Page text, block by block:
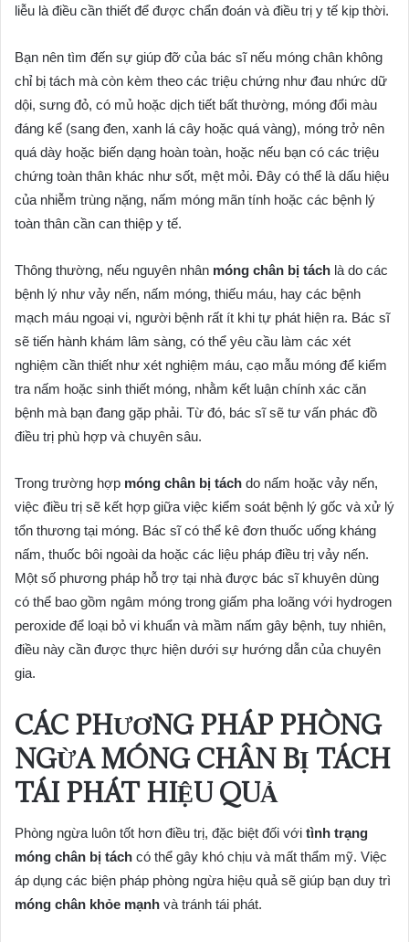
liễu là điều cần thiết để được chẩn đoán và điều trị y tế kịp thời.
Bạn nên tìm đến sự giúp đỡ của bác sĩ nếu móng chân không
chỉ bị tách mà còn kèm theo các triệu chứng như đau nhức dữ
dội, sưng đỏ, có mủ hoặc dịch tiết bất thường, móng đổi màu
đáng kể (sang đen, xanh lá cây hoặc quá vàng), móng trở nên
quá dày hoặc biến dạng hoàn toàn, hoặc nếu bạn có các triệu
chứng toàn thân khác như sốt, mệt mỏi. Đây có thể là dấu hiệu
của nhiễm trùng nặng, nấm móng mãn tính hoặc các bệnh lý
toàn thân cần can thiệp y tế.
Thông thường, nếu nguyên nhân móng chân bị tách là do các
bệnh lý như vảy nến, nấm móng, thiếu máu, hay các bệnh
mạch máu ngoại vi, người bệnh rất ít khi tự phát hiện ra. Bác sĩ
sẽ tiến hành khám lâm sàng, có thể yêu cầu làm các xét
nghiệm cần thiết như xét nghiệm máu, cạo mẫu móng để kiểm
tra nấm hoặc sinh thiết móng, nhằm kết luận chính xác căn
bệnh mà bạn đang gặp phải. Từ đó, bác sĩ sẽ tư vấn phác đồ
điều trị phù hợp và chuyên sâu.
Trong trường hợp móng chân bị tách do nấm hoặc vảy nến,
việc điều trị sẽ kết hợp giữa việc kiểm soát bệnh lý gốc và xử lý
tổn thương tại móng. Bác sĩ có thể kê đơn thuốc uống kháng
nấm, thuốc bôi ngoài da hoặc các liệu pháp điều trị vảy nến.
Một số phương pháp hỗ trợ tại nhà được bác sĩ khuyên dùng
có thể bao gồm ngâm móng trong giấm pha loãng với hydrogen
peroxide để loại bỏ vi khuẩn và mầm nấm gây bệnh, tuy nhiên,
điều này cần được thực hiện dưới sự hướng dẫn của chuyên
gia.
CÁC PHƯƠNG PHÁP PHÒNG
NGỪA MÓNG CHÂN BỊ TÁCH
TÁI PHÁT HIỆU QUẢ
Phòng ngừa luôn tốt hơn điều trị, đặc biệt đối với tình trạng
móng chân bị tách có thể gây khó chịu và mất thẩm mỹ. Việc
áp dụng các biện pháp phòng ngừa hiệu quả sẽ giúp bạn duy trì
móng chân khỏe mạnh và tránh tái phát.